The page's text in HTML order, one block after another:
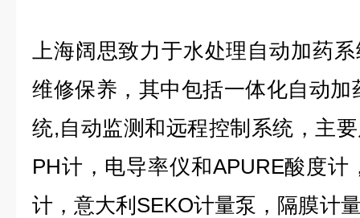
上海阔思致力于水处理自动加药
维修保养，其中包括一体化自动
统,自动监测和远程控制系统，主
PH计，电导率仪和APURE酸度
计，意大利SEKO计量泵，隔膜计